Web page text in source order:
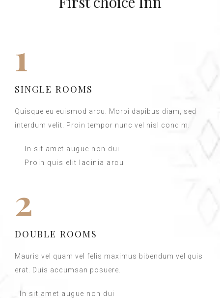
1
SINGLE ROOMS
Quisque eu euismod arcu. Morbi dapibus diam, sed
interdum velit. Proin tempor nunc vel nisl condim.
In sit amet augue non dui
Proin quis elit lacinia arcu
2
DOUBLE ROOMS
Mauris vel quam vel felis maximus bibendum vel quis
erat. Duis accumsan posuere.
In sit amet augue non dui